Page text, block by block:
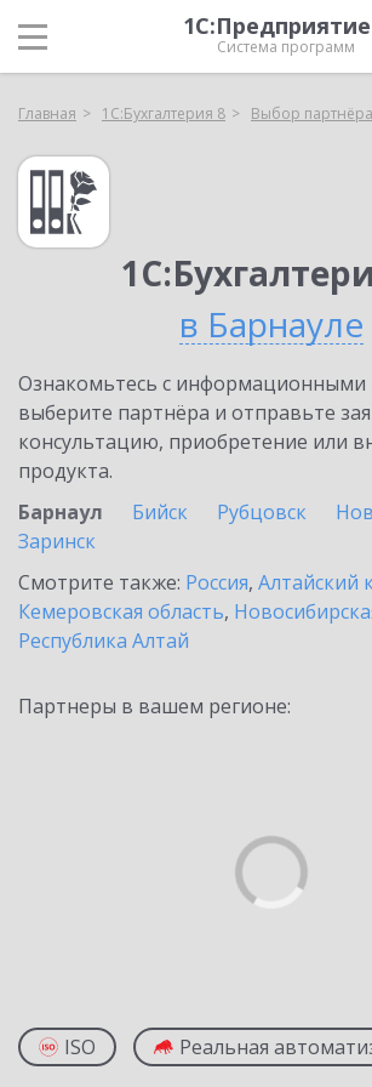
Система программ
Главная 1С:Бухгалтерия 8 Выбор партнёра
в Барнауле
Ознакомьтесь с информационными
выберите партнёра и отправьте
консультацию, приобретение или
продукта.
Барнаул
Бийск Рубцовск
Заринск
Смотрите также: Россия, Алтайский
Кемеровская область,
Республика Алтай
Партнеры в вашем регионе:
ISO Реальная